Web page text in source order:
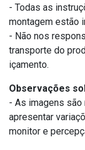
- Todas as
montagem estão
- Não nos
transporte do
içamento.
Observações
- As imagens
apresentar
monitor e